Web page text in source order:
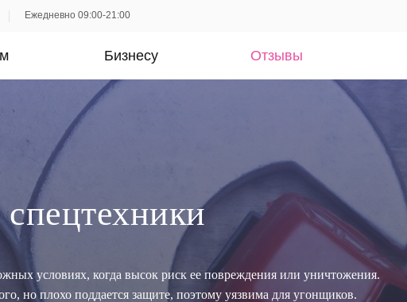
Бизнесу Отзывы
Ежедневно 09:00-21:00
условиях, когда высок риск ее повреждения или уничтожения.
но плохо поддается защите, поэтому уязвима для угонщиков.